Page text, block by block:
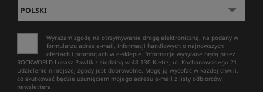
Wyrażam zgodę na otrzymywanie drogą elektroniczną, na podany w
formularzu adres e-mail, informacji handlowych o najnowszych
ofertach i promocjach w e-sklepie. Informacje wysyłane będą przez
ROCKWORLD Łukasz Pawlik z siedzibą w 48-130 Kietrz, ul. Kochanowskiego 21.
Udzielenie niniejszej zgody jest dobrowolne. Mogę ją wycofać w każdej chwili,
co skutkować będzie usunięciem mojego adresu e-mail z listy odbiorców
newslettera.